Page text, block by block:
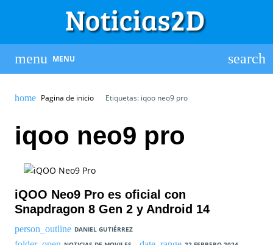
MENU
Pagina de inicio Etiquetas: iqoo neo9 pro
iqoo neo9 pro
iQOO Neo9 Pro es oficial con
Snapdragon 8 Gen 2 y Android 14
DANIEL GUTIÉRREZ